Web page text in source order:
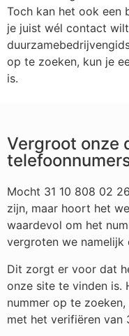
Toch kan het ook een
je juist wél contact
op te zoeken, kun je
is.
Vergroot onze
Mocht 31 10 808 02
zijn, maar hoort het
waardevol om het
vergroten we namelijk
Dit zorgt er voor dat
onze site te vinden is.
nummer op te
met het verifiëren van